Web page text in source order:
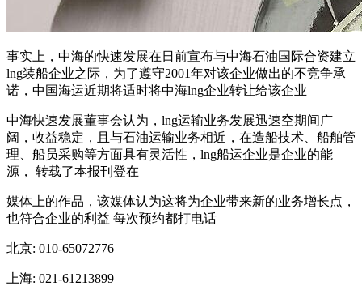
事实上，中海的快速发展在日前宣布与中海石油国际合资建立
lng装船企业之际，为了遵守2001年对该企业做出的不竞争承
诺，中国海运近期将适时将中海lng企业转让给该企业
中海快速发展董事会认为，lng运输业务发展迅速空期间广
阔，收益稳定，且与石油运输业务相近，在造船技术、船舶管
理、船员采购等方面具有灵活性，lng船运企业是企业的能
源， 转载了本报刊登在
媒体上的作品，该媒体认为这将为企业带来新的业务增长点，
也符合企业的利益 每次预约都打电话
北京: 010-65072776
上海: 021-61213899